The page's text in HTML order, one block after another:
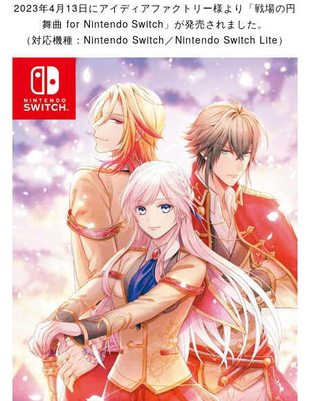
2023年4月13日にアイディアファクトリー様より「戦場の円
舞曲 for Nintendo Switch」が発売されました。
（対応機種：Nintendo Switch／Nintendo Switch Lite）